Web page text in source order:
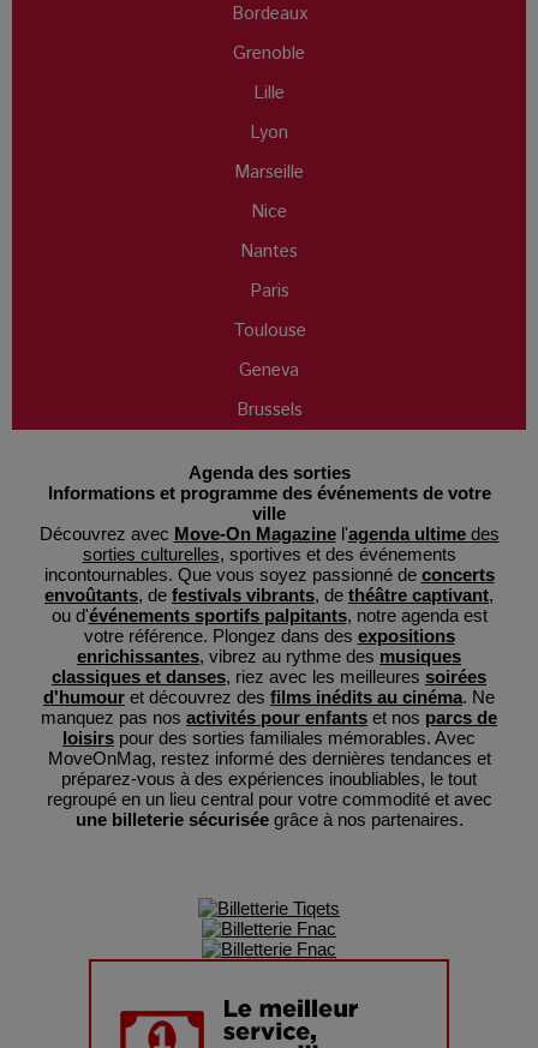
Bordeaux
Grenoble
Lille
Lyon
Marseille
Nice
Nantes
Paris
Toulouse
Geneva
Brussels
Agenda des sorties
Informations et programme des événements de votre
ville
Découvrez avec Move-On Magazinel'agenda ultimedes
sorties culturelles, sportives et des événements
incontournables. Que vous soyez passionné de concerts
envoûtants, de festivals vibrants, de théâtre captivant,
ou d'événements sportifs palpitants, notre agenda est
votre référence. Plongez dans des expositions
enrichissantes, vibrez au rythme des musiques
classiques et danses, riez avec les meilleures soirées
d'humour et découvrez des films inédits au cinéma. Ne
manquez pas nos activités pour enfants et nos parcs de
loisirs pour des sorties familiales mémorables. Avec
MoveOnMag, restez informé des dernières tendances et
préparez-vous à des expériences inoubliables, le tout
regroupé en un lieu central pour votre commodité et avec
une billeterie sécuriséegrâce à nos partenaires.